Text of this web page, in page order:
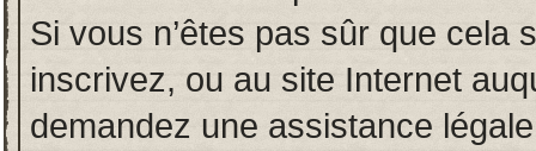
Si vous n’êtes pas sûr que cela
inscrivez, ou au site Internet
demandez une assistance